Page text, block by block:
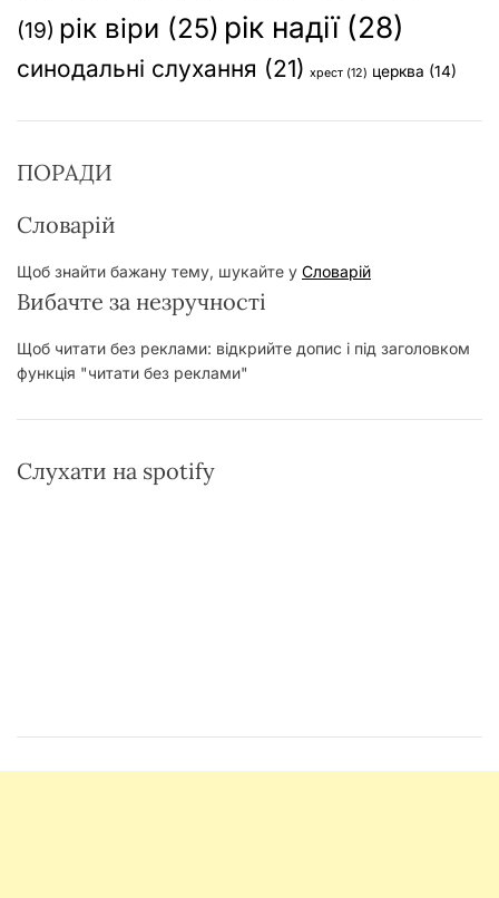
(19) рік віри (25) рік надії(28)
синодальні слухання (21) хрест (12) церква (14)
ПОРАДИ
Словарій
Щоб знайти бажану тему, шукайте у Словарій
Вибачте за незручності
Щоб читати без реклами: відкрийте допис і під заголовком
функція "читати без реклами"
Слухати на spotify